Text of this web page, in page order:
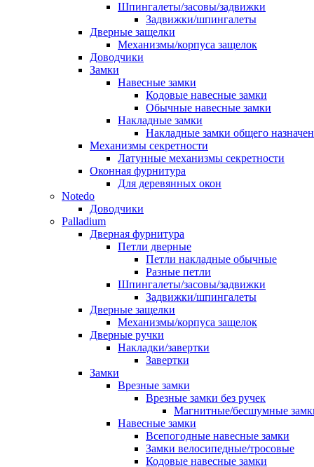
Шпингалеты/засовы/задвижки
Задвижки/шпингалеты
Дверные защелки
Механизмы/корпуса защелок
Доводчики
Замки
Навесные замки
Кодовые навесные замки
Обычные навесные замки
Накладные замки
Накладные замки общего
Механизмы секретности
Латунные механизмы секретности
Оконная фурнитура
Для деревянных окон
Notedo
Доводчики
Palladium
Дверная фурнитура
Петли дверные
Петли накладные обычные
Разные петли
Шпингалеты/засовы/задвижки
Задвижки/шпингалеты
Дверные защелки
Механизмы/корпуса защелок
Дверные ручки
Накладки/завертки
Завертки
Замки
Врезные замки
Врезные замки без ручек
Магнитные/бесшумные
Навесные замки
Всепогодные навесные замки
Замки велосипедные/тросовые
Кодовые навесные замки